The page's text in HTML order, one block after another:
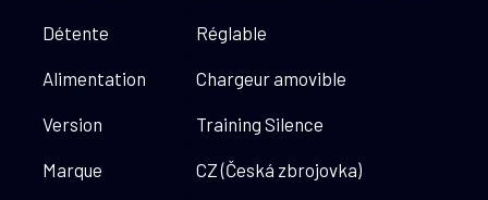
Détente Réglable
Alimentation Chargeur amovible
Version Training Silence
Marque CZ (Česká zbrojovka)